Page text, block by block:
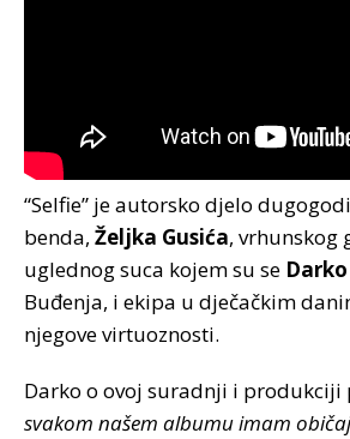
“Selfie” je autorsko djelo
benda, Željka Gusića, vrhunskog
uglednog suca kojem su se
Buđenja, i ekipa u dječačkim
njegove virtuoznosti.
Darko o ovoj suradnji i produkciji
svakom našem albumu imam